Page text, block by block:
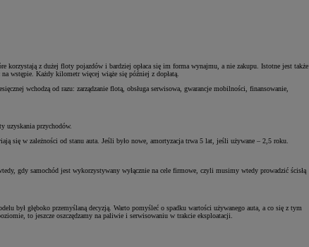
korzystają z dużej floty pojazdów i bardziej opłaca się im forma wynajmu, a nie zakupu. Istotne jest także
wstępie. Każdy kilometr więcej wiąże się później z dopłatą.
wchodzą od razu: zarządzanie flotą, obsługa serwisowa, gwarancje mobilności, finansowanie,
uzyskania przychodów.
się w zależności od stanu auta. Jeśli było nowe, amortyzacja trwa 5 lat, jeśli używane – 2,5 roku.
gdy samochód jest wykorzystywany wyłącznie na cele firmowe, czyli musimy wtedy prowadzić ścisłą
był głęboko przemyślaną decyzją. Warto pomyśleć o spadku wartości używanego auta, a co się z tym
to jeszcze oszczędzamy na paliwie i serwisowaniu w trakcie eksploatacji.